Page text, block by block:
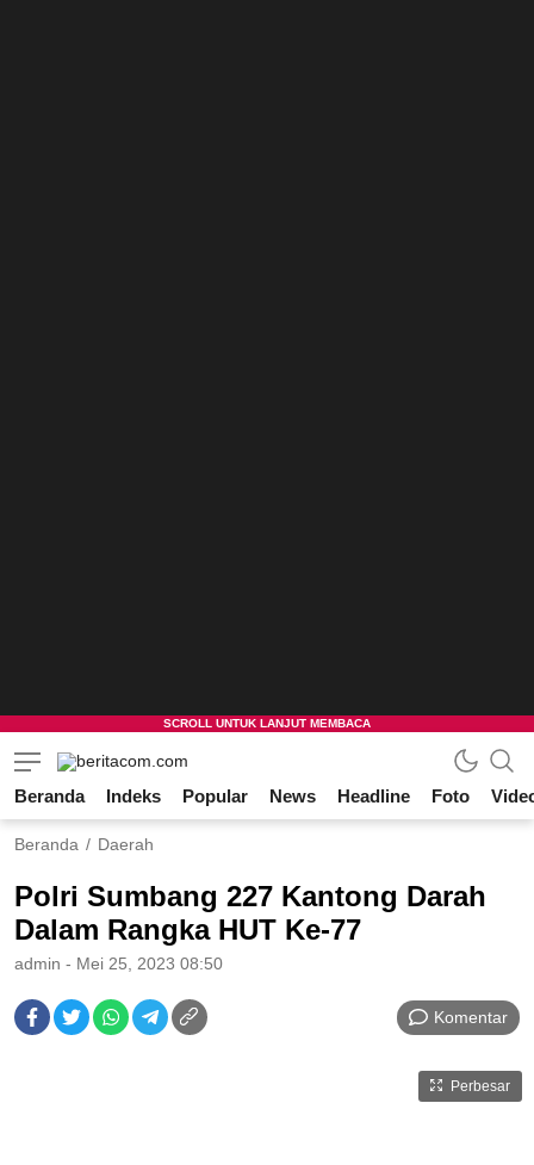
beritacom.com
bestnews
Beranda Indeks Popular News Headline Foto
Beranda Daerah
Polri Sumbang 227 Kantong Darah
Dalam Rangka HUT Ke-77
admin - Mei 25, 2023 08:50
Komentar
Perbesar